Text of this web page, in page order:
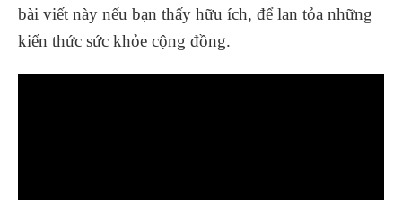
bài viết này nếu bạn thấy hữu ích, để lan tỏa những
kiến thức sức khỏe cộng đồng.